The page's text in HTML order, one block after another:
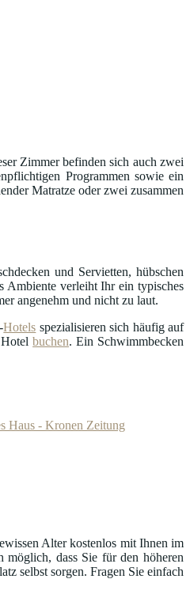
Zimmer befinden sich auch zwei
Programmen sowie ein
Matratze oder zwei zusammen
und Servietten, hübschen
Ambiente verleiht Ihr ein typisches
angenehm und nicht zu laut.
-Hotels spezialisieren sich häufig auf
Hotelbuchen. Ein Schwimmbecken
Haus - Kronen Zeitung
Alter kostenlos mit Ihnen im
dass Sie für den höheren
selbst sorgen. Fragen Sie einfach